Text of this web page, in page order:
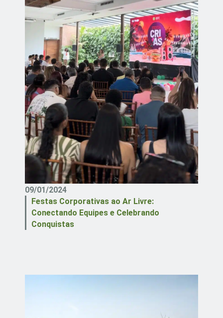
09/01/2024
Festas Corporativas ao Ar Livre:
Conectando Equipes e Celebrando
Conquistas